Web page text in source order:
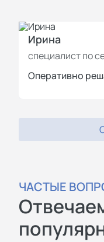
Ирина
специалист по
Оперативно
ЧАСТЫЕ